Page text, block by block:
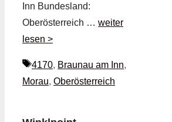
Inn Bundesland:
Oberösterreich … weiter
lesen >
Schlagwörter
4170, Braunau am Inn,
Morau, Oberösterreich